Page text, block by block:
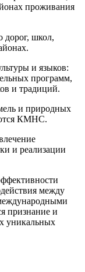
проживания
дорог, школ,
и языков:
программ,
и традиций.
и природных
КМНС.
и реализации
между
признание и
уникальных